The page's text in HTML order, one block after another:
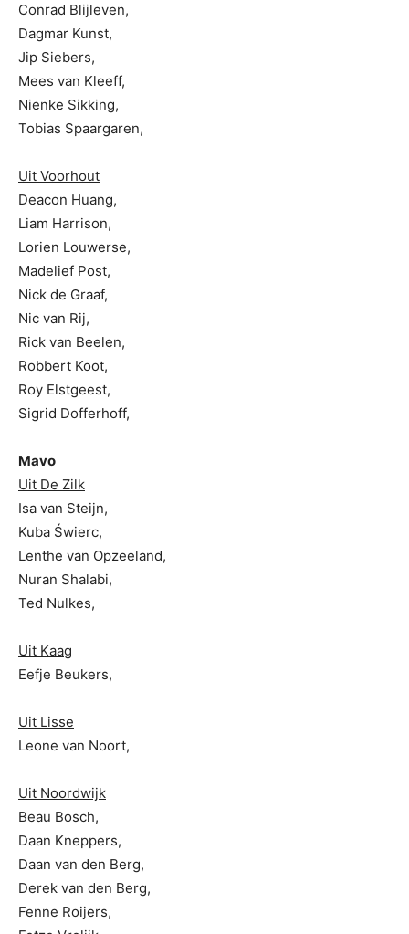
Conrad Blijleven,
Dagmar Kunst,
Jip Siebers,
Mees van Kleeff,
Nienke Sikking,
Tobias Spaargaren,
Uit Voorhout
Deacon Huang,
Liam Harrison,
Lorien Louwerse,
Madelief Post,
Nick de Graaf,
Nic van Rij,
Rick van Beelen,
Robbert Koot,
Roy Elstgeest,
Sigrid Dofferhoff,
Mavo
Uit De Zilk
Isa van Steijn,
Kuba Świerc,
Lenthe van Opzeeland,
Nuran Shalabi,
Ted Nulkes,
Uit Kaag
Eefje Beukers,
Uit Lisse
Leone van Noort,
Uit Noordwijk
Beau Bosch,
Daan Kneppers,
Daan van den Berg,
Derek van den Berg,
Fenne Roijers,